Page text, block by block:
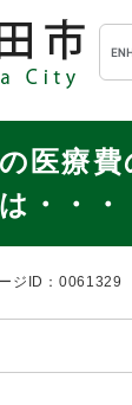
メニューを飛ばし
キ
ー
ワ
検
医療
・・・
ジID：0061329